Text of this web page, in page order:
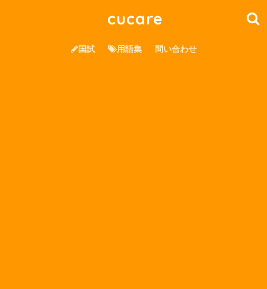
cucare
国試 用語集 問い合わせ